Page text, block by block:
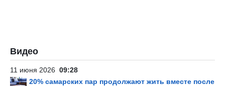
Видео
11 июня 2026 09:28
20% самарских пар продолжают жить вместе после